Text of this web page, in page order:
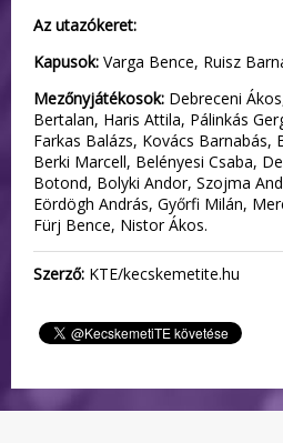
Az utazókeret:
Kapusok: Varga Bence, Ruisz
Mezőnyjátékosok: Debreceni
Bertalan, Haris Attila, Pálinkás
Farkas Balázs, Kovács Barnabás,
Berki Marcell, Belényesi Csaba,
Botond, Bolyki Andor, Szojma
Eördögh András, Győrfi Milán,
Fürj Bence, Nistor Ákos.
Szerző: KTE/kecskemetite.hu